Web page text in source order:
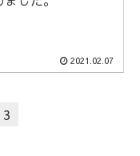
2021.02.07
3